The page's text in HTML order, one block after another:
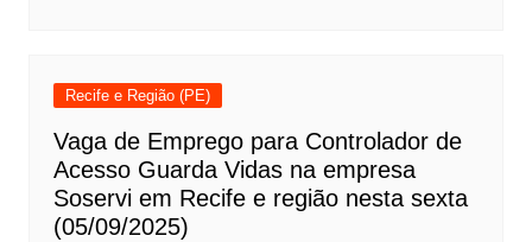
Recife e Região (PE)
Vaga de Emprego para Controlador de
Acesso Guarda Vidas na empresa
Soservi em Recife e região nesta sexta
(05/09/2025)